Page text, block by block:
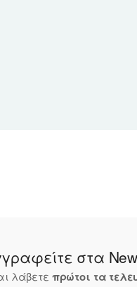
στα
λάβετε πρώτοι τα